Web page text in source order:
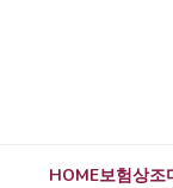
HOME보험상조